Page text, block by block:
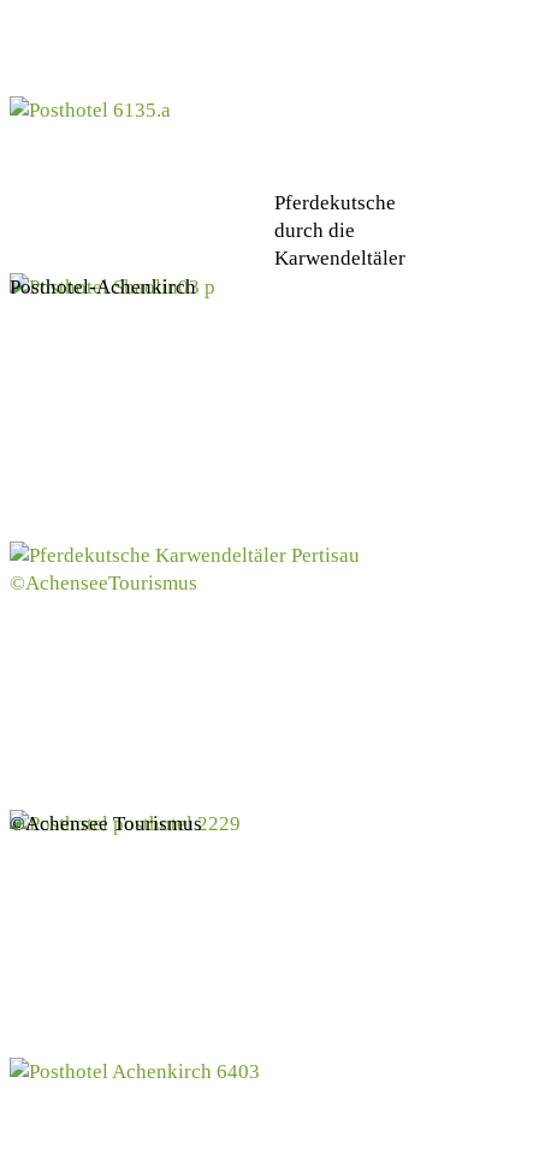
Posthotel-Achenkirch
Pferdekutsche
durch die
Karwendeltäler
©Achensee Tourismus